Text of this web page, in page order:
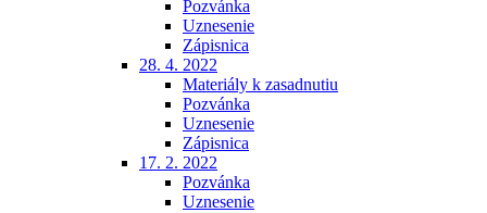
Pozvánka
Uznesenie
Zápisnica
28. 4. 2022
Materiály k zasadnutiu
Pozvánka
Uznesenie
Zápisnica
17. 2. 2022
Pozvánka
Uznesenie